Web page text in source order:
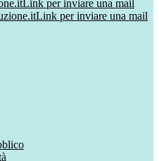
Link per inviare una mail
Link per inviare una mail